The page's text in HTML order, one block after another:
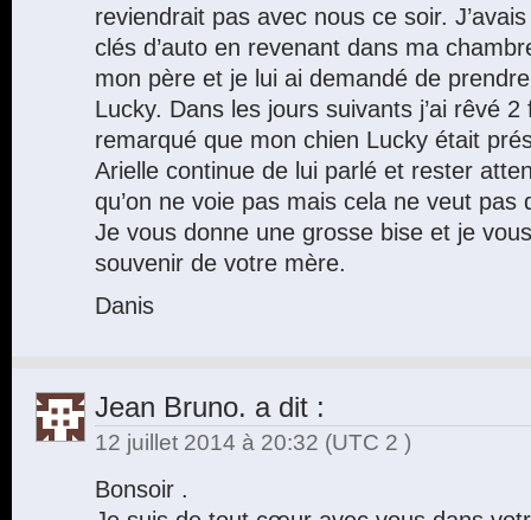
reviendrait pas avec nous ce soir.
clés d’auto en revenant dans ma
mon père et je lui ai demandé de
Lucky. Dans les jours suivants j’ai rêvé 2
remarqué que mon chien Lucky était
Arielle continue de lui parlé et rester
qu’on ne voie pas mais cela ne veut pas
Je vous donne une grosse bise et je
souvenir de votre mère.
Danis
Jean Bruno. a dit :
12 juillet 2014 à 20:32 (UTC 2 )
Bonsoir .